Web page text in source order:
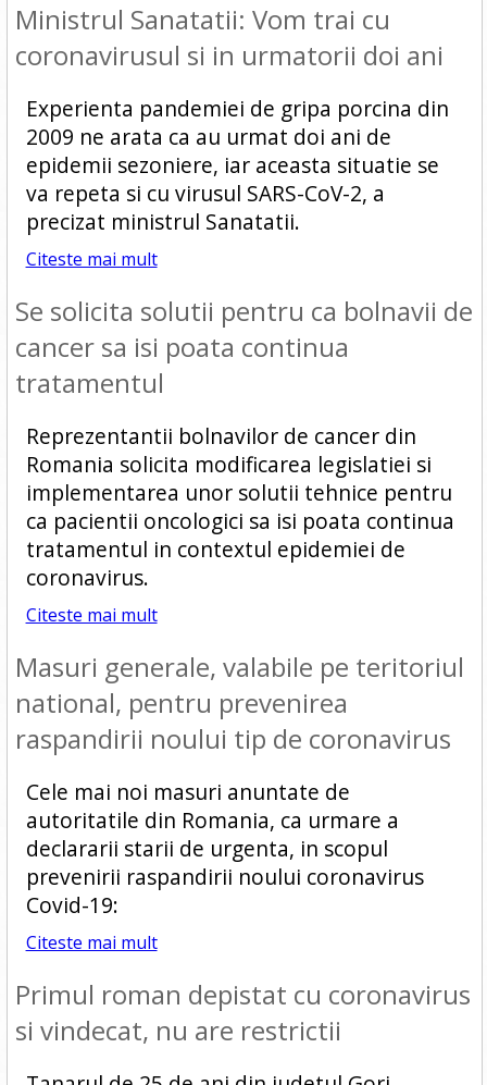
Ministrul Sanatatii: Vom trai cu
coronavirusul si in urmatorii doi ani
Experienta pandemiei de gripa porcina din
2009 ne arata ca au urmat doi ani de
epidemii sezoniere, iar aceasta situatie se
va repeta si cu virusul SARS-CoV-2, a
precizat ministrul Sanatatii.
Citeste mai mult
Se solicita solutii pentru ca bolnavii de
cancer sa isi poata continua
tratamentul
Reprezentantii bolnavilor de cancer din
Romania solicita modificarea legislatiei si
implementarea unor solutii tehnice pentru
ca pacientii oncologici sa isi poata continua
tratamentul in contextul epidemiei de
coronavirus.
Citeste mai mult
Masuri generale, valabile pe teritoriul
national, pentru prevenirea
raspandirii noului tip de coronavirus
Cele mai noi masuri anuntate de
autoritatile din Romania, ca urmare a
declararii starii de urgenta, in scopul
prevenirii raspandirii noului coronavirus
Covid-19:
Citeste mai mult
Primul roman depistat cu coronavirus
si vindecat, nu are restrictii